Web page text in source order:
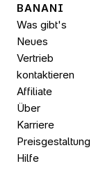
BANANI
Was gibt's
Neues
Vertrieb
kontaktieren
Affiliate
Über
Karriere
Preisgestaltung
Hilfe